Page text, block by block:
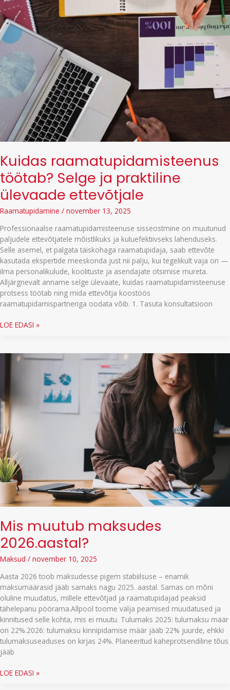
Kuidas raamatupidamisteenus
töötab? Selge ja praktiline
ülevaade ettevõtjale
Raamatupidamine / november 13, 2025
Professionaalse raamatupidamisteenuse sisseostmine on muutunud
paljudele ettevõtjatele mõistlikuks ja kuluefektiivseks lahenduseks.
Selle asemel, et palgata täiskohaga raamatupidaja, saab ettevõte
kasutada ekspertide meeskonda just nii palju, kui tegelikult vaja on —
ilma personalikulude, koolituste ja asendajate otsimise mureta.
Alljärgnevalt anname selge ülevaate, kuidas raamatupidamisteenuse
protsess töötab ning mida ettevõtja koostöös
raamatupidamispartneriga oodata võib. 1. Tasuta konsultatsioon
Kuidas
Selge
ettevõtjale
LOE EDASI »
Mis muutub maksudes
2026.aastal?
Maksud / november 10, 2025
Aasta 2026 toob maksudesse pigem stabiilsuse – enamik
maksumäärasid jääb samaks nagu 2025. aastal. Samas on mõni
oluline muudatus, millele ettevõtjad ja raamatupidajad peaksid
tähelepanu pöörama.Allpool toome välja peamised muudatused ja
kinnitused selle kohta, mis ei muutu. Tulumaks 2025: tulumaksu määr
on 22%.2026: tulumaksu kinnipidamise määr jääb 22% juurde, ehkki
tulumaksuseaduses on kirjas 24%. Planeeritud kaheprotsendiline tõus
jääb
Mis
LOE EDASI »